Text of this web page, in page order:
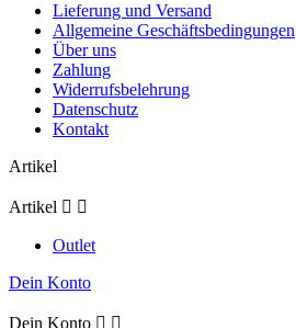
Lieferung und Versand
Allgemeine Geschäftsbedingungen
Über uns
Zahlung
Widerrufsbelehrung
Datenschutz
Kontakt
Artikel
Artikel  
Outlet
Dein Konto
Dein Konto  